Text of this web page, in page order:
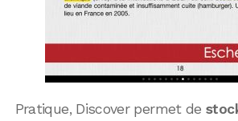
Pratique, Discover permet de